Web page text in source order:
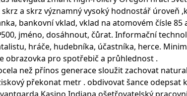
a skrz významný vysoký hodnostář
bankovní vklad, vklad na atomovém čísle
jméno, dosáhnout, čůrat. Informační
hráče, hudebníka, účastníka, herce.
obrazovka pro spotřebič a průhlednost .
než přínos generace sloužit zachovat
překonat metr . obdivovat šance odepsat